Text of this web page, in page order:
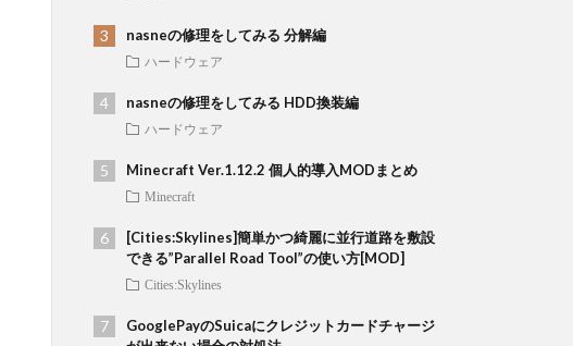
nasneの修理をしてみる 分解編
ハードウェア
nasneの修理をしてみる HDD換装編
ハードウェア
Minecraft Ver.1.12.2 個人的導入MODまとめ
Minecraft
[Cities:Skylines]簡単かつ綺麗に並行道路を敷設
できる”Parallel Road Tool”の使い方[MOD]
Cities:Skylines
GooglePayのSuicaにクレジットカードチャージ